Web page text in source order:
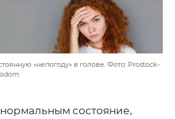
«непогоду» в голове. Фото: Prostock-
нормальным состояние,